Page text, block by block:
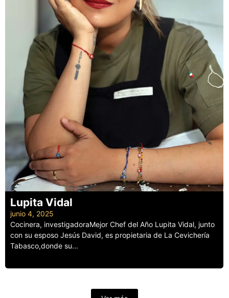
Lupita Vidal
junio 4, 2025
Cocinera, investigadoraMejor Chef del Año Lupita Vidal, junto
con su esposo Jesús David, es propietaria de La Cevichería
Tabasco,donde su...